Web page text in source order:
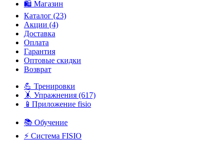
🛍️ Магазин
Каталог (23)
Акции (4)
Доставка
Оплата
Гарантия
Оптовые скидки
Возврат
💪 Тренировки
🤸 Упражнения (617)
📱Приложение fisio
📚 Обучение
⚡️ Система FISIO